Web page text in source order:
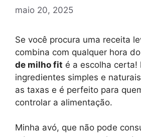
maio 20, 2025
Se você procura uma receita
combina com qualquer hora
de milho fit é a escolha certa!
ingredientes simples e
as taxas e é perfeito para
controlar a alimentação.
Minha avó, que não pode